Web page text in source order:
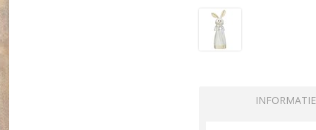
INFORMATIE